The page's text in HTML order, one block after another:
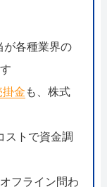
が各種業界の
掛金 も、株式
ストで資金調
フライン問わ